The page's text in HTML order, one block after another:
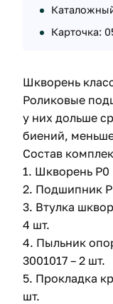
Карточка:
Шкворень
Роликовые
у них дольше
биений,
Состав
1. Шкворень Р0
2. Подшипник
3. Втулка
4 шт.
4. Пыльник
3001017 – 2 шт.
5. Прокладка
шт.